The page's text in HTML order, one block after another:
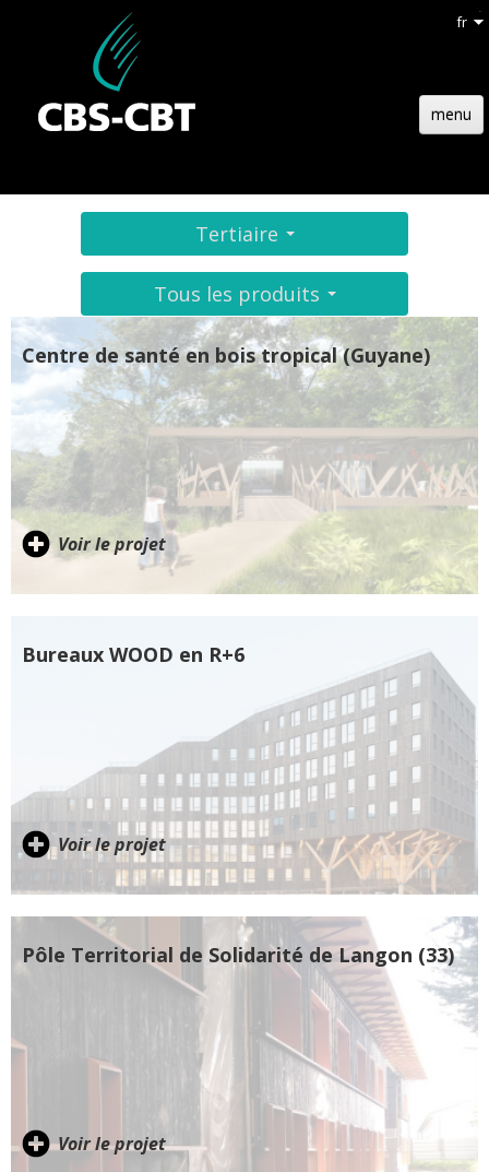
fr
menu
STRUCTURE
ACTUALITÉS
EMPLOIS
CONTACT
DEVIS
Tertiaire
Tous les produits
Centre de santé en bois tropical (Guyane)
Voir le projet
Bureaux WOOD en R+6
Voir le projet
Pôle Territorial de Solidarité de Langon (33)
Voir le projet